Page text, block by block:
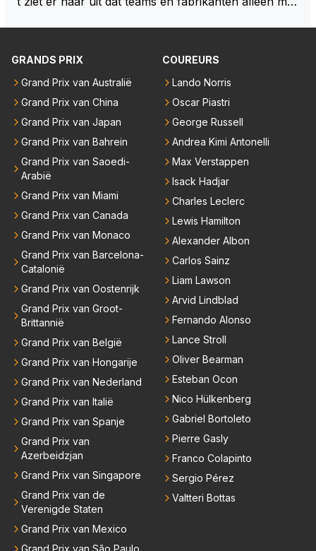
GRANDS PRIX
Grand Prix van Australië
Grand Prix van China
Grand Prix van Japan
Grand Prix van Bahrein
Grand Prix van Saoedi-
Arabië
Grand Prix van Miami
Grand Prix van Canada
Grand Prix van Monaco
Grand Prix van Barcelona-
Catalonië
Grand Prix van Oostenrijk
Grand Prix van Groot-
Brittannië
Grand Prix van België
Grand Prix van Hongarije
Grand Prix van Nederland
Grand Prix van Italië
Grand Prix van Spanje
Grand Prix van
Azerbeidzjan
Grand Prix van Singapore
Grand Prix van de
Verenigde Staten
Grand Prix van Mexico
Grand Prix van São Paulo
COUREURS
Lando Norris
Oscar Piastri
George Russell
Andrea Kimi Antonelli
Max Verstappen
Isack Hadjar
Charles Leclerc
Lewis Hamilton
Alexander Albon
Carlos Sainz
Liam Lawson
Arvid Lindblad
Fernando Alonso
Lance Stroll
Oliver Bearman
Esteban Ocon
Nico Hülkenberg
Gabriel Bortoleto
Pierre Gasly
Franco Colapinto
Sergio Pérez
Valtteri Bottas